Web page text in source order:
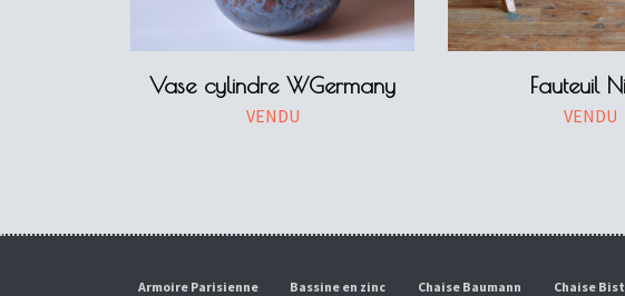
Vase cylindre WGermany
VENDU
Fauteuil
VENDU
Armoire Parisienne Bassine en zinc Chaise Baumann Chaise